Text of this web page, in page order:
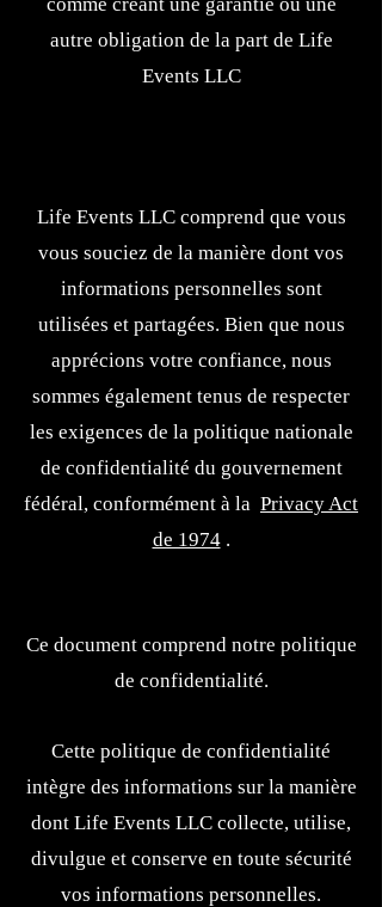
autre obligation de la part de Life
Events LLC
Life Events LLC comprend que vous
vous souciez de la manière dont vos
informations personnelles sont
utilisées et partagées. Bien que nous
apprécions votre confiance, nous
sommes également tenus de respecter
les exigences de la politique nationale
de confidentialité du gouvernement
fédéral, conformément à la Privacy Act
de 1974.
Ce document comprend notre politique
de confidentialité.
Cette politique de confidentialité
intègre des informations sur la manière
dont Life Events LLC collecte, utilise,
divulgue et conserve en toute sécurité
vos informations personnelles.